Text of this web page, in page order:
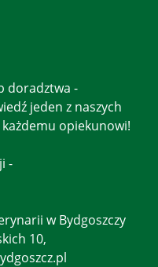
doradztwa -
jeden z naszych
opiekunowi!
-
w Bydgoszczy
10,